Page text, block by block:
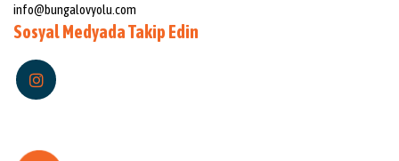
info@bungalovyolu.com
Sosyal Medyada Takip Edin